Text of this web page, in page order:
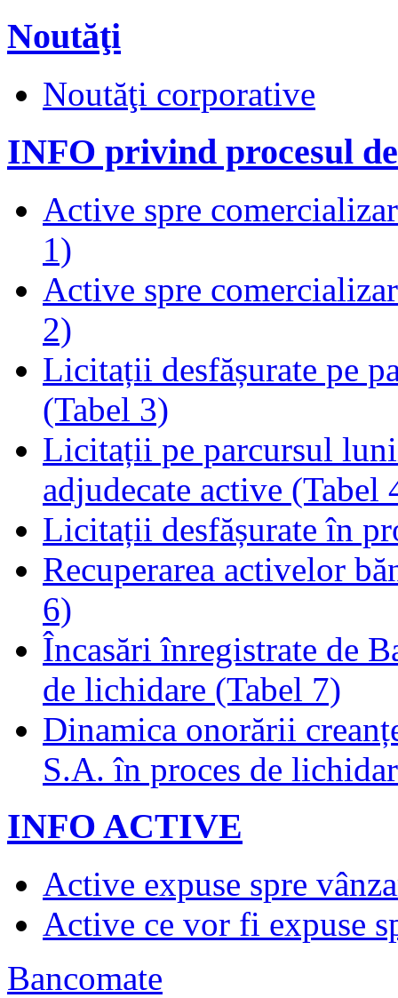
Noutăţi
Noutăţi corporative
INFO privind procesul
Active spre
1)
Active spre
2)
Licitații desfășurate pe
(Tabel 3)
Licitații pe parcursul
adjudecate active (Tabel
Licitații desfășurate în
Recuperarea activelor
6)
Încasări înregistrate de
de lichidare (Tabel 7)
Dinamica onorării
S.A. în proces de
INFO ACTIVE
Active expuse spre
Active ce vor fi expuse
Bancomate